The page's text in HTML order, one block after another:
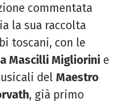
commentata
la sua raccolta
toscani, con le
Mascilli Migliorini e
del Maestro
, già primo